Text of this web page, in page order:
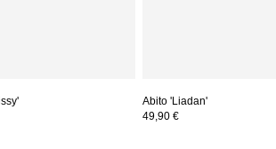
Abito 'Liadan'
49,90 €